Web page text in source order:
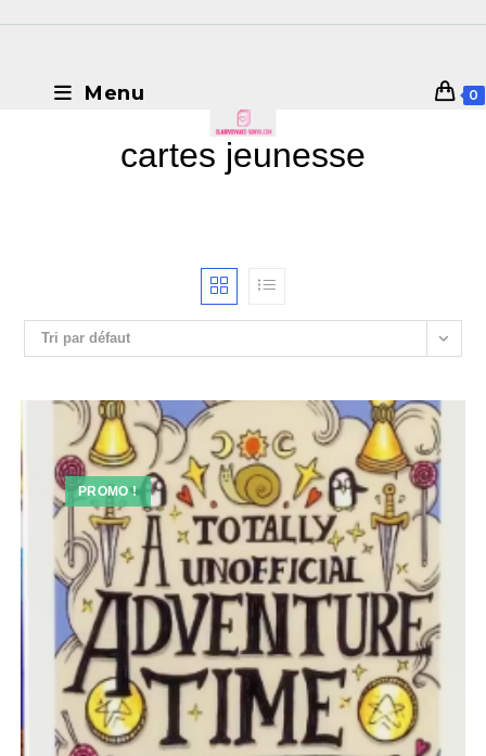
Menu 0
cartes jeunesse
Tri par défaut
PROMO !